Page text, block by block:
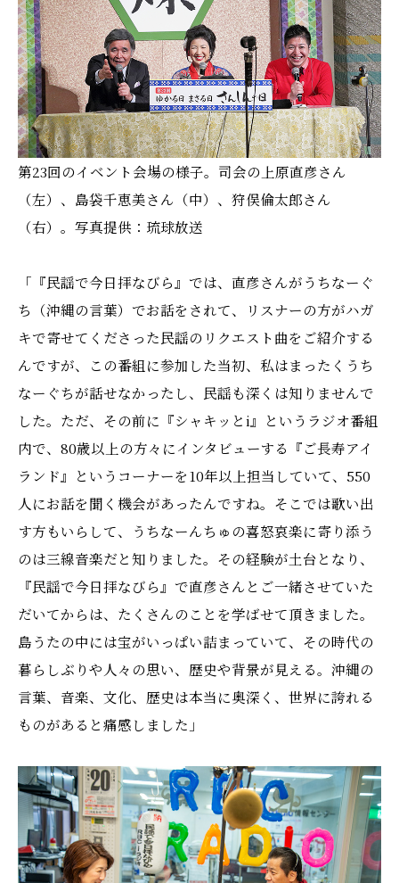
第23回のイベント会場の様子。司会の上原直彦さん
（左）、島袋千恵美さん（中）、狩俣倫太郎さん
（右）。写真提供：琉球放送
「『民謡で今日拝なびら』では、直彦さんがうちなーぐ
ち（沖縄の言葉）でお話をされて、リスナーの方がハガ
キで寄せてくださった民謡のリクエスト曲をご紹介する
んですが、この番組に参加した当初、私はまったくうち
なーぐちが話せなかったし、民謡も深くは知りませんで
した。ただ、その前に『シャキッとi』というラジオ番組
内で、80歳以上の方々にインタビューする『ご長寿アイ
ランド』というコーナーを10年以上担当していて、550
人にお話を聞く機会があったんですね。そこでは歌い出
す方もいらして、うちなーんちゅの喜怒哀楽に寄り添う
のは三線音楽だと知りました。その経験が土台となり、
『民謡で今日拝なびら』で直彦さんとご一緒させていた
だいてからは、たくさんのことを学ばせて頂きました。
島うたの中には宝がいっぱい詰まっていて、その時代の
暮らしぶりや人々の思い、歴史や背景が見える。沖縄の
言葉、音楽、文化、歴史は本当に奥深く、世界に誇れる
ものがあると痛感しました」